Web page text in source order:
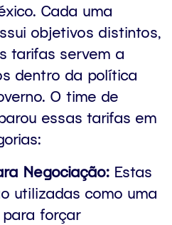
Cada uma
objetivos distintos,
tarifas servem a
dentro da política
O time de
essas tarifas em
Negociação: Estas
utilizadas como uma
forçar